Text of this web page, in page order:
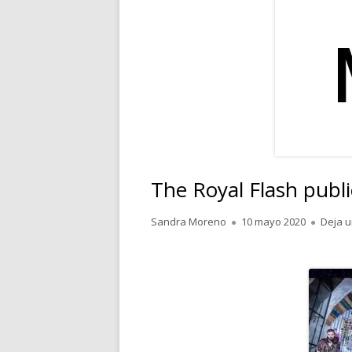
The Royal Flash
Autor
Sandra Moreno
Publicado
10 mayo 2020 Deja